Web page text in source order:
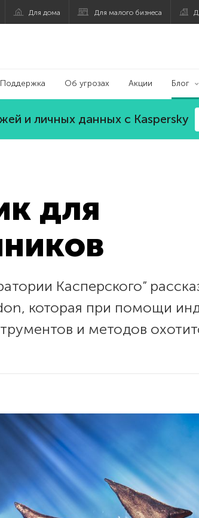
Для дома Для малого бизнеса
Поддержка Об угрозах Акции Блог
и личных данных с Kaspersky
для
Касперского”
которая при помощи
и методов